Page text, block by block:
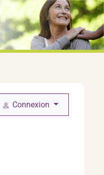
Connexion